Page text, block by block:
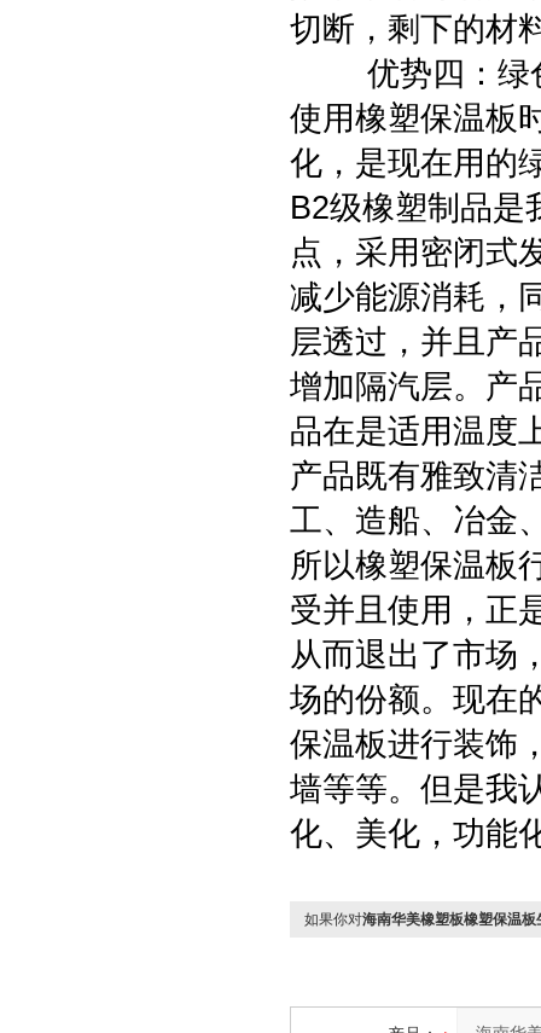
切断，剩下的材
优势四：绿
使用橡塑保温板
化，是现在用的
B2级橡塑制品是
点，采用密闭式
减少能源消耗，
层透过，并且产
增加隔汽层。产
品在是适用温度
产品既有雅致清
工、造船、冶金
所以橡塑保温板
受并且使用，正
从而退出了市场
场的份额。现在
保温板进行装饰
墙等等。但是我
化、美化，功能
如果你对海南华美橡塑板橡塑保温板